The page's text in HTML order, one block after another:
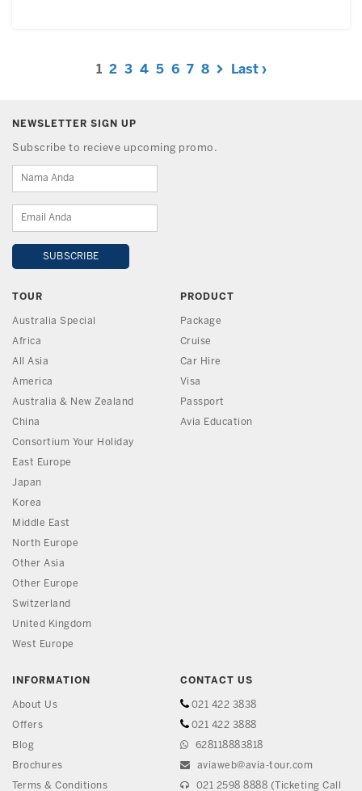
1 2 3 4 5 6 7 8 Last ›
NEWSLETTER SIGN UP
Subscribe to recieve upcoming promo.
TOUR
Australia Special
Africa
All Asia
America
Australia & New Zealand
China
Consortium Your Holiday
East Europe
Japan
Korea
Middle East
North Europe
Other Asia
Other Europe
Switzerland
United Kingdom
West Europe
PRODUCT
Package
Cruise
Car Hire
Visa
Passport
Avia Education
INFORMATION
About Us
Offers
Blog
Brochures
Terms & Conditions
CONTACT US
021 422 3838
021 422 3888
628118883818
aviaweb@avia-tour.com
021 2598 8888 (Ticketing Call